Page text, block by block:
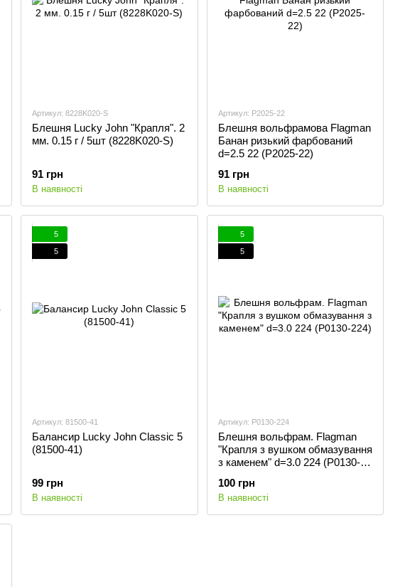
Артикул: 8228K020-S
Блешня Lucky John "Крапля". 2
мм. 0.15 г / 5шт (8228K020-S)
91 грн
В наявності
Артикул: P2025-22
Блешня вольфрамова Flagman
Банан ризький фарбований
d=2.5 22 (P2025-22)
91 грн
В наявності
5
5
Артикул: 81500-41
Балансир Lucky John Classic 5
(81500-41)
99 грн
В наявності
5
5
Артикул: P0130-224
Блешня вольфрам. Flagman
"Крапля з вушком обмазування
з каменем" d=3.0 224 (P0130-
100 грн
В наявності